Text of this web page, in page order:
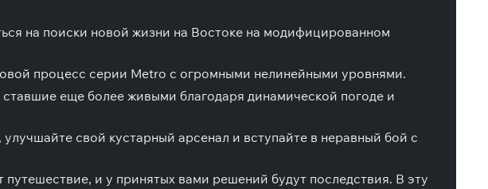
на поиски новой жизни на Востоке на модифицированном
процесс серии Metro с огромными нелинейными уровнями.
еще более живыми благодаря динамической погоде и
свой кустарный арсенал и вступайте в неравный бой с
и у принятых вами решений будут последствия. В эту